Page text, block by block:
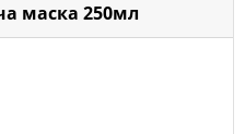
маска 250мл